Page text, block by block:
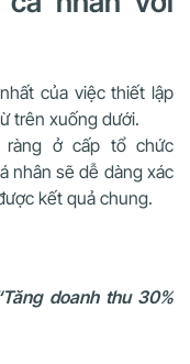
của việc thiết lập
trên xuống dưới.
ràng ở cấp tổ chức
nhân sẽ dễ dàng xác
kết quả chung.
doanh thu 30%